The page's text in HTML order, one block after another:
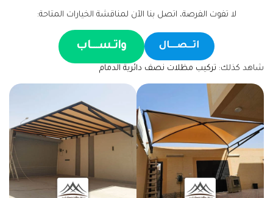
لا تفوت الفرصة، اتصل بنا الآن لمناقشة الخيارات المتاحة:
اتـــصــــال واتـســـاب
شاهد كذلك: تركيب مظلات نصف دائرية الدمام